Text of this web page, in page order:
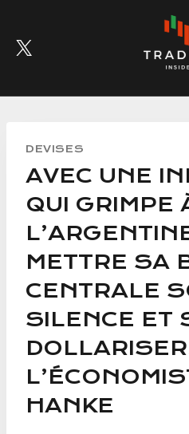
content
DEVISES
AVEC UNE
QUI GRIMPE
METTRE SA
CENTRALE
SILENCE ET
HANKE